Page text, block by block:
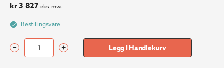
kr3 827 eks. mva.
Bestillingsvare
Sony
– + Legg I Handlekurv